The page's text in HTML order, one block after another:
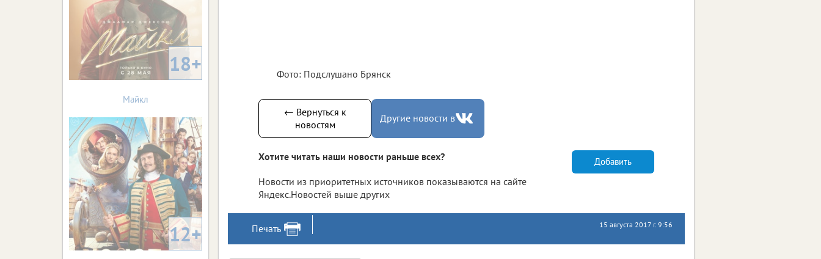
Фото: Подслушано Брянск
← Вернуться к
новостям
Другие новости в
Хотите читать наши новости раньше всех?
Новости из приоритетных источников показываются на сайте
Яндекс.Новостей выше других
Добавить
Печать 15 августа 2017 г. 9:56
18+
Майкл
12+